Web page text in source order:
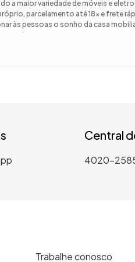
a maior variedade de móveis e
parcelamento até 18x e frete
às pessoas o sonho da casa
Central
4020-
Trabalhe conosco
9º
guarda